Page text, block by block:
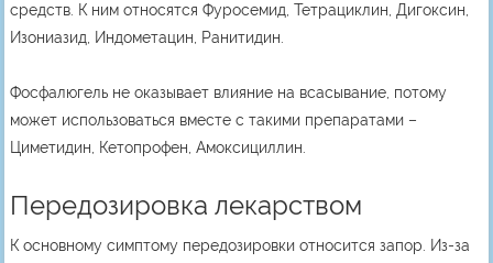
средств. К ним относятся Фуросемид, Тетрациклин, Дигоксин,
Изониазид, Индометацин, Ранитидин.
Фосфалюгель не оказывает влияние на всасывание, потому
может использоваться вместе с такими препаратами –
Циметидин, Кетопрофен, Амоксициллин.
Передозировка лекарством
К основному симптому передозировки относится запор. Из-за